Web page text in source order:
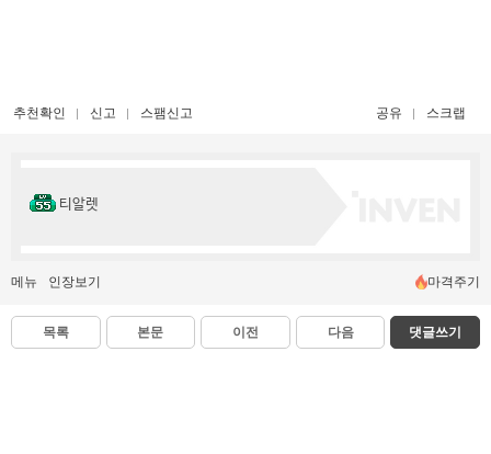
추천확인 신고 스팸신고 공유 스크랩
티알렛
메뉴 인장보기 마격주기
목록 본문 이전 다음 댓글쓰기